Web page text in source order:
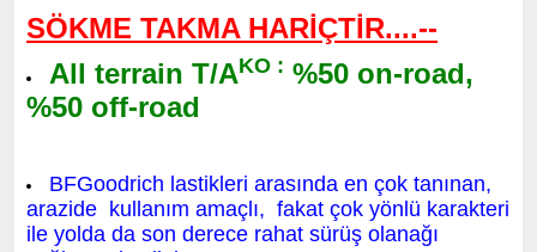
SÖKME TAKMA HARİÇTİR....--
All terrain T/AKO : %50 on-road,
%50 off-road
BFGoodrich lastikleri arasında en çok tanınan,
arazide kullanım amaçlı, fakat çok yönlü karakteri
ile yolda da son derece rahat sürüş olanağı